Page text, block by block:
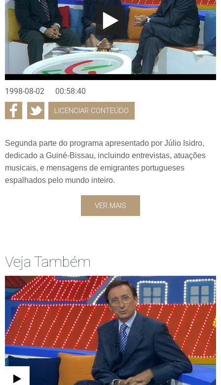
1998-08-02 00:58:40
LICENCIAR CONTEÚDO
Segunda parte do programa apresentado por Júlio Isidro,
dedicado a Guiné-Bissau, incluindo entrevistas, atuações
musicais, e mensagens de emigrantes portugueses
espalhados pelo mundo inteiro.
VER MAIS
Veja Também